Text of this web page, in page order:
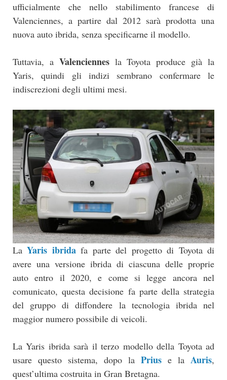
ufficialmente che nello stabilimento francese di
Valenciennes, a partire dal 2012 sarà prodotta una
nuova auto ibrida, senza specificarne il modello.
Tuttavia, a Valenciennesla Toyota produce già la
Yaris, quindi gli indizi sembrano confermare le
indiscrezioni degli ultimi mesi.
LaYaris ibridafa parte del progetto di Toyota di
avere una versione ibrida di ciascuna delle proprie
auto entro il 2020, e come si legge ancora nel
comunicato, questa decisione fa parte della strategia
del gruppo di diffondere la tecnologia ibrida nel
maggior numero possibile di veicoli.
La Yaris ibrida sarà il terzo modello della Toyota ad
usare questo sistema, dopo la Prius e la Auris,
quest’ultima costruita in Gran Bretagna.